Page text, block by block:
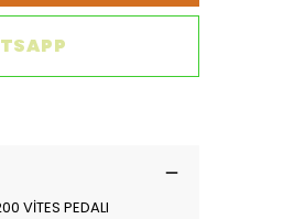
VİTES PEDALI